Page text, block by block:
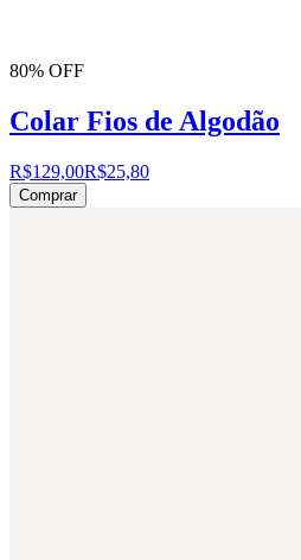
80% OFF
Colar Fios de Algodão
R$129,00R$25,80
Comprar